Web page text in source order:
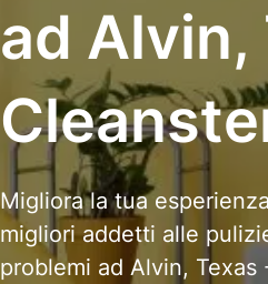
ad Alvin,
Migliora la tua
migliori addetti alle
problemi ad Alvin, Texas